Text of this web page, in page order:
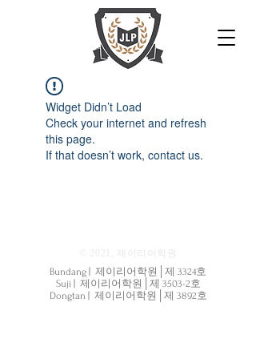
Widget Didn’t Load
Check your internet and refresh
this page.
If that doesn’t work, contact us.
© 2021, 제이리어학원
Bundang | 제이리어학원│제 3324호
Suji | 제이리어학원│제 3503-2호
Dongtan | 제이리어학원│제 3892호